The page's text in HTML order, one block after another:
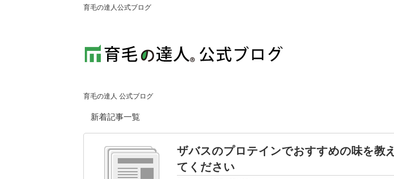
育毛の達人公式ブログ
育毛の達人 公式ブログ
新着記事一覧
ザバスのプロテインでおすすめの味を教え
てください